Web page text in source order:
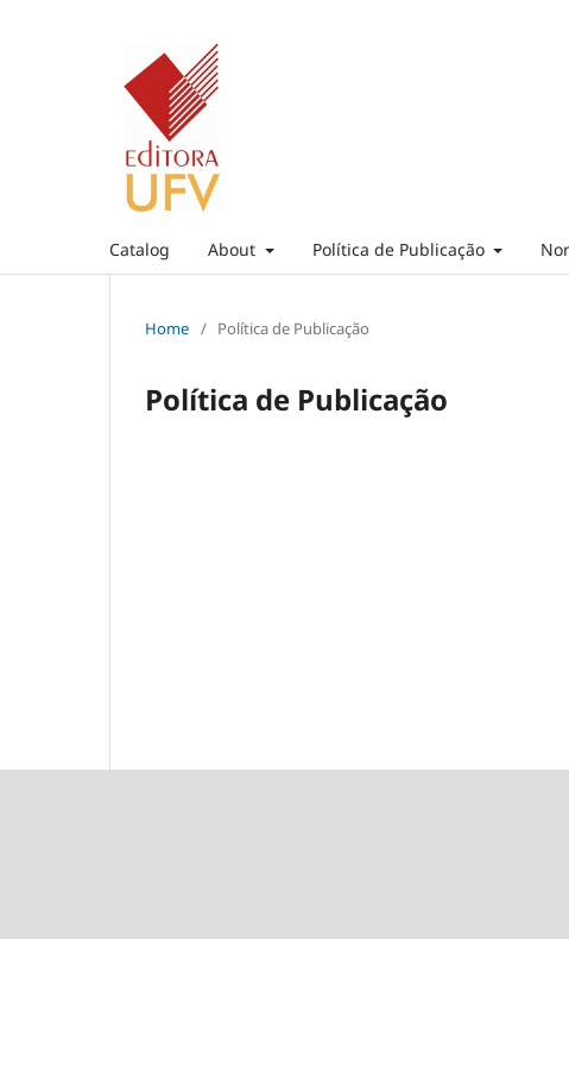
Catalog About Política de Publicação
Home / Política de Publicação
Política de Publicação